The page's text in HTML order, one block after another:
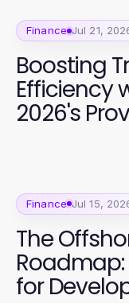
Finance Jul 21,
Boosting
Efficiency
2026's
Superior
Finance Jul 15,
The
for